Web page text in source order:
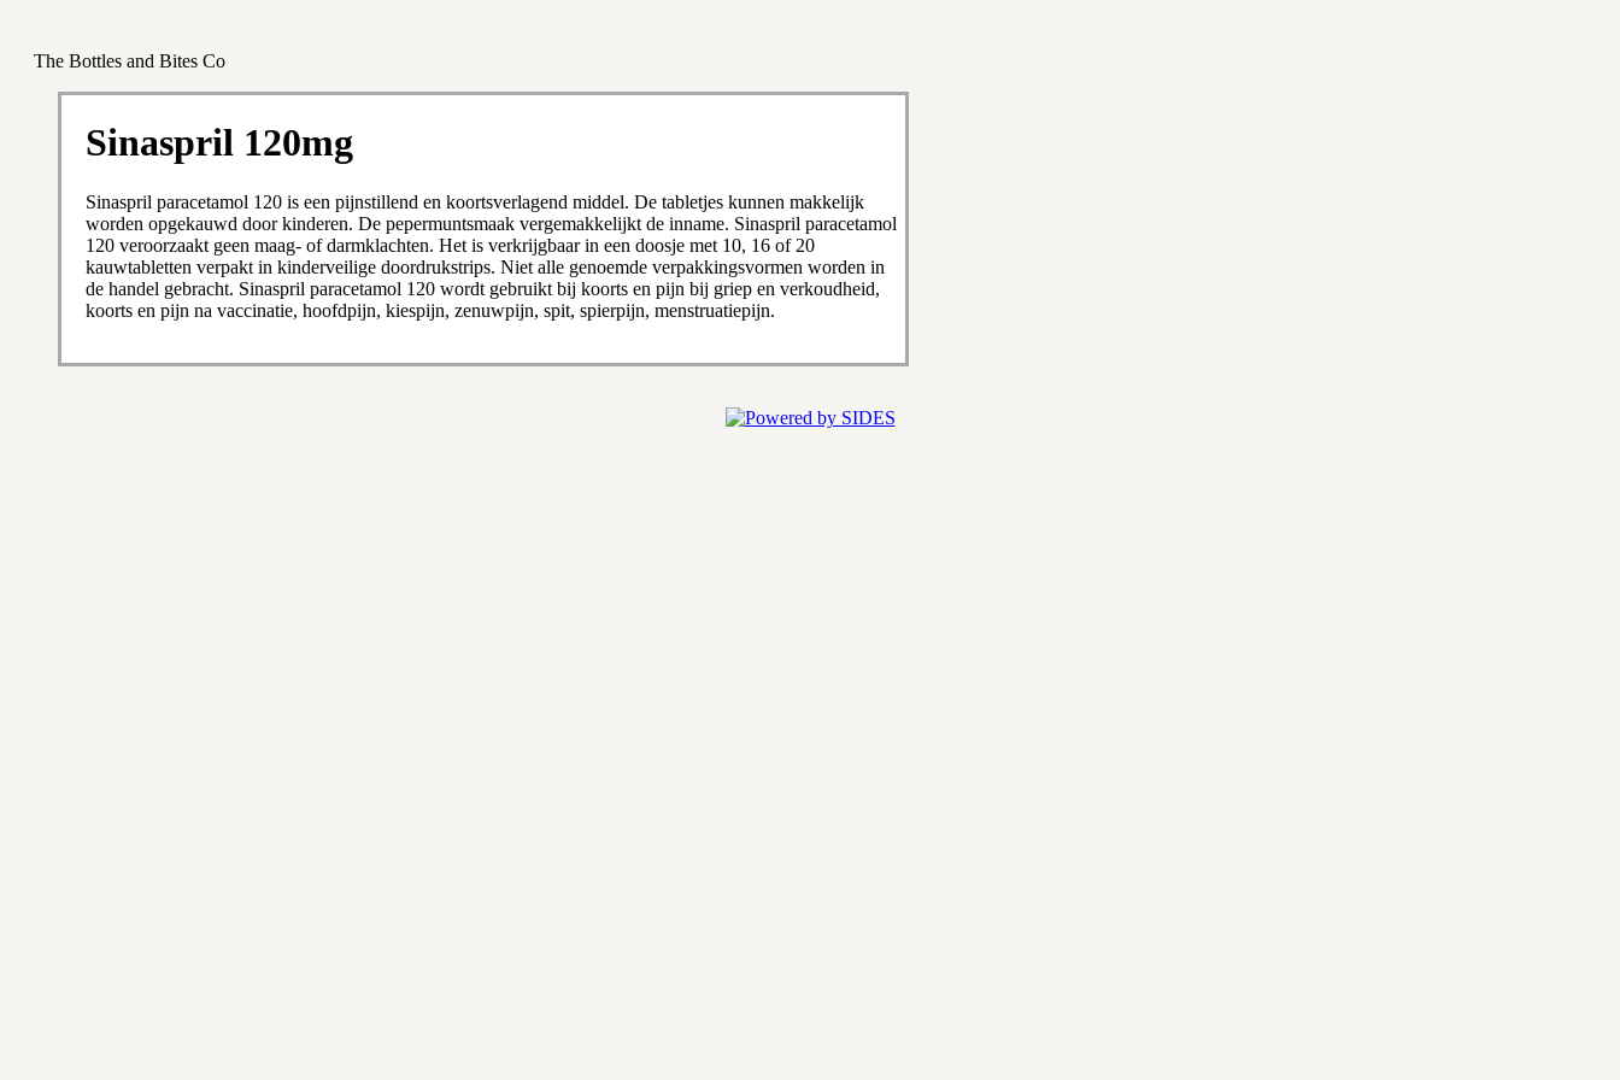
The Bottles and Bites Co
Sinaspril 120mg
Sinaspril paracetamol 120 is een pijnstillend en koortsverlagend middel. De tabletjes kunnen makkelijk
worden opgekauwd door kinderen. De pepermuntsmaak vergemakkelijkt de inname. Sinaspril paracetamol
120 veroorzaakt geen maag- of darmklachten. Het is verkrijgbaar in een doosje met 10, 16 of 20
kauwtabletten verpakt in kinderveilige doordrukstrips. Niet alle genoemde verpakkingsvormen worden in
de handel gebracht. Sinaspril paracetamol 120 wordt gebruikt bij koorts en pijn bij griep en verkoudheid,
koorts en pijn na vaccinatie, hoofdpijn, kiespijn, zenuwpijn, spit, spierpijn, menstruatiepijn.